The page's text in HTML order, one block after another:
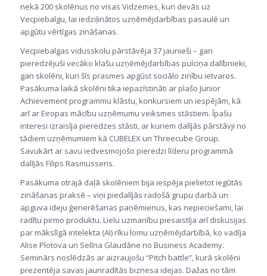
nekā 200 skolēnus no visas Vidzemes, kuri devās uz
Vecpiebalgu, lai iedziļinātos uzņēmējdarbības pasaulē un
apgūtu vērtīgas zināšanas.
Vecpiebalgas vidusskolu pārstāvēja 37 jaunieši – gan
pieredzējuši vecāko klašu uzņēmējdarbības pulciņa dalībnieki,
gan skolēni, kuri šīs prasmes apgūst sociālo zinību ietvaros.
Pasākuma laikā skolēni tika iepazīstināti ar plašo Junior
Achievement programmu klāstu, konkursiem un iespējām, kā
arī ar Eiropas mācību uzņēmumu veiksmes stāstiem. Īpašu
interesi izraisīja pieredzes stāsti, ar kuriem dalījās pārstāvji no
tādiem uzņēmumiem kā CUBELEX un Threecube Group.
Savukārt ar savu iedvesmojošo pieredzi līderu programmā
dalījās Filips Rasmussens.
Pasākuma otrajā daļā skolēniem bija iespēja pielietot iegūtās
zināšanas praksē – viņi piedalījās radošā grupu darbā un
apguva ideju ģenerēšanas paņēmienus, kas nepieciešami, lai
radītu pirmo produktu. Lielu uzmanību piesaistīja arī diskusijas
par mākslīgā intelekta (AI) rīku lomu uzņēmējdarbībā, ko vadīja
Alise Plotova un Selīna Glaudāne no Business Academy.
Seminārs noslēdzās ar aizraujošu “Pitch battle”, kurā skolēni
prezentēja savas jaunradītās biznesa idejas. Dažas no tām